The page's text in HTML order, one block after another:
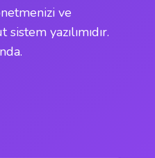
ve
yazılımıdır.